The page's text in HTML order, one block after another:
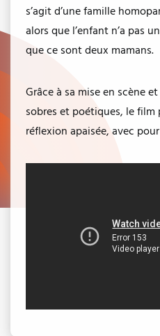
s’agit d’une famille
alors que l’enfant n’a pas
que ce sont deux mamans.
Grâce à sa mise en scène
sobres et poétiques, le film
réflexion apaisée, avec